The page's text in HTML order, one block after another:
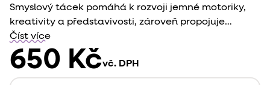
Smyslový tácek pomáhá k rozvoji jemné motoriky,
kreativity a představivosti, zároveň propojuje
dětskou hru s přírodou. Smyslový tácek Včela
využijete na především na smyslohraní na téma
včely.
Číst více
650 Kčvč. DPH